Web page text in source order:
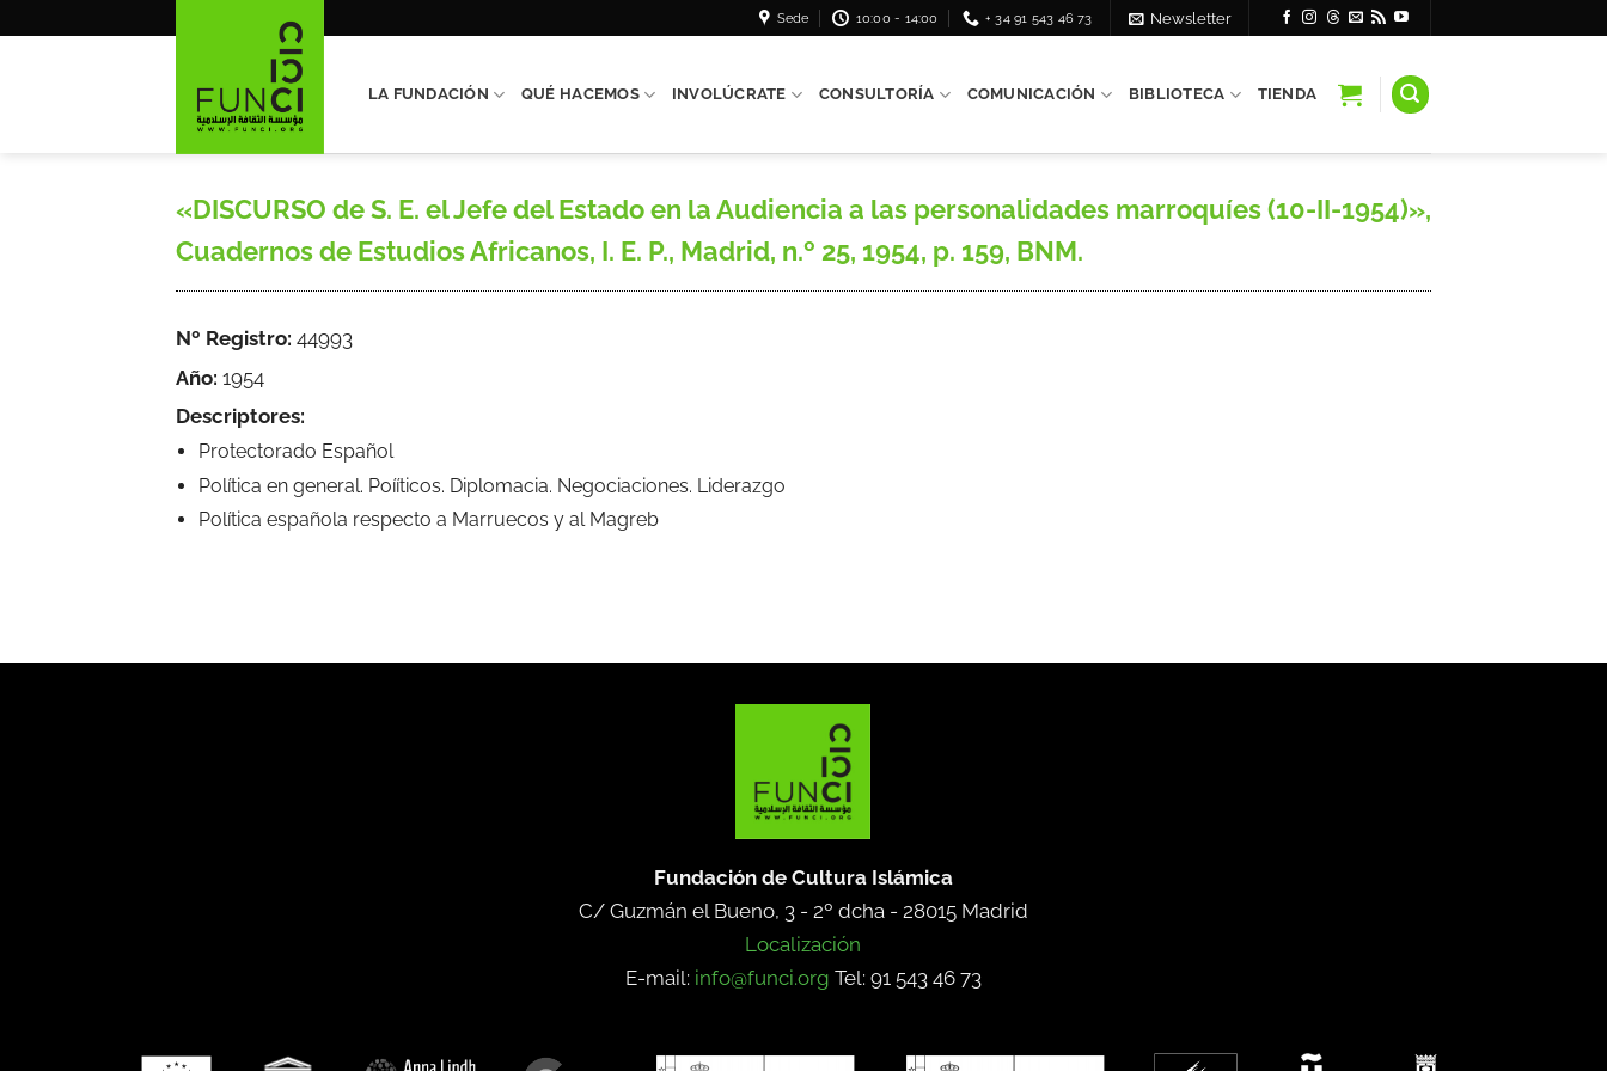
Sede 10:00 - 14:00 + 34 91 543 46 73 Newsletter
LA FUNDACIÓN QUÉ HACEMOS INVOLÚCRATE CONSULTORÍA COMUNICACIÓN BIBLIOTECA TIENDA
«DISCURSO de S. E. el Jefe del Estado en la Audiencia a las personalidades marroquíes (10-II-1954)»,
Cuadernos de Estudios Africanos, I. E. P., Madrid, n.º 25, 1954, p. 159, BNM.
Nº Registro: 44993
Año: 1954
Descriptores:
Protectorado Español
Política en general. Poííticos. Diplomacia. Negociaciones. Liderazgo
Política española respecto a Marruecos y al Magreb
Fundación de Cultura Islámica
C/ Guzmán el Bueno, 3 - 2º dcha - 28015 Madrid
Localización
E-mail: info@funci.org Tel: 91 543 46 73